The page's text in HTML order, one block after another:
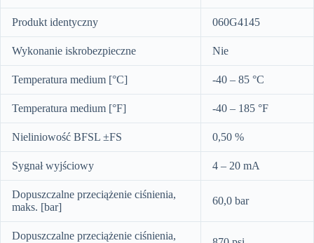
Produkt identyczny 060G4145
Wykonanie iskrobezpieczne Nie
Temperatura medium [°C] -40 – 85 °C
Temperatura medium [°F] -40 – 185 °F
Nieliniowość BFSL ±FS 0,50 %
Sygnał wyjściowy 4 – 20 mA
Dopuszczalne przeciążenie ciśnienia,
maks. [bar]
60,0 bar
Dopuszczalne przeciążenie ciśnienia,